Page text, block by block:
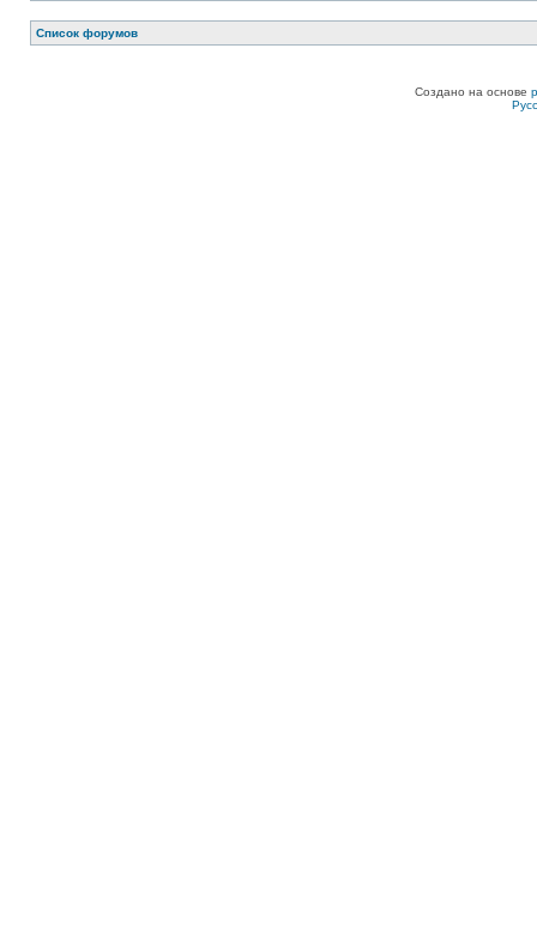
Список форумов
Создано на основе